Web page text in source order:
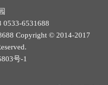
0533-6531688
Copyright © 2014-2017
号-1